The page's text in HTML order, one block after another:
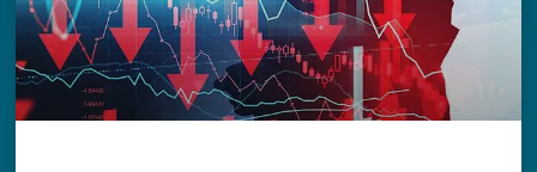
Notre groupe
Nos partenaires